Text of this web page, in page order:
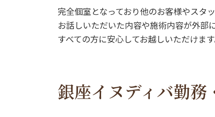
完全個室となっており他のお客様やスタ
お話しいただいた内容や施術内容が外部
すべての方に安心してお越しいただけます
銀座イヌディバ勤